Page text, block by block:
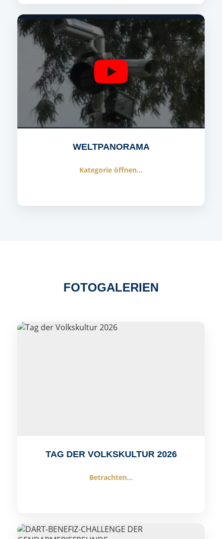
WELTPANORAMA
Kategorie öffnen...
FOTOGALERIEN
TAG DER VOLKSKULTUR 2026
Betrachten...